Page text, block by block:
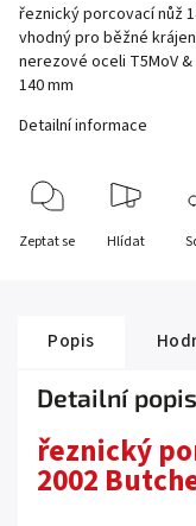
řeznický porcovací nůž
vhodný pro běžné
nerezové oceli T5MoV
140 mm
Detailní informace
Zeptat se Hlídat
Popis
Detailní
řeznický
2002